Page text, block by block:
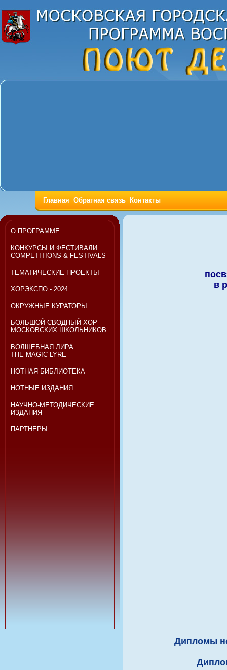
Главная Обратная связь Контакты
О ПРОГРАММЕ
КОНКУРСЫ И ФЕСТИВАЛИ
COMPETITIONS & FESTIVALS
ТЕМАТИЧЕСКИЕ ПРОЕКТЫ
ХОРЭКСПО - 2024
ОКРУЖНЫЕ КУРАТОРЫ
БОЛЬШОЙ СВОДНЫЙ ХОР
МОСКОВСКИХ ШКОЛЬНИКОВ
ВОЛШЕБНАЯ ЛИРА
THE MAGIC LYRE
НОТНАЯ БИБЛИОТЕКА
НОТНЫЕ ИЗДАНИЯ
НАУЧНО-МЕТОДИЧЕСКИЕ
ИЗДАНИЯ
ПАРТНЕРЫ
в
Дипломы